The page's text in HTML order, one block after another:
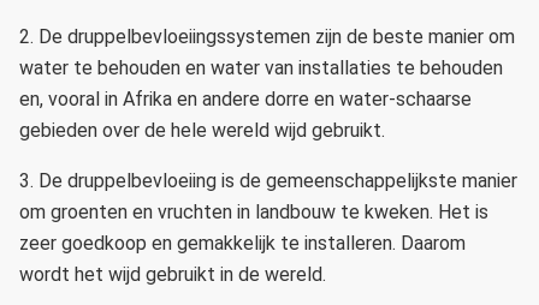
2. De druppelbevloeiingssystemen zijn de beste manier om
water te behouden en water van installaties te behouden
en, vooral in Afrika en andere dorre en water-schaarse
gebieden over de hele wereld wijd gebruikt.
3. De druppelbevloeiing is de gemeenschappelijkste manier
om groenten en vruchten in landbouw te kweken. Het is
zeer goedkoop en gemakkelijk te installeren. Daarom
wordt het wijd gebruikt in de wereld.